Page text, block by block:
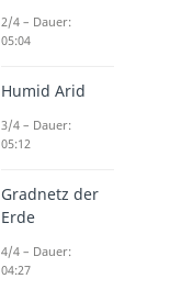
2/4 – Dauer:
05:04
Humid Arid
3/4 – Dauer:
05:12
Gradnetz der
Erde
4/4 – Dauer:
04:27